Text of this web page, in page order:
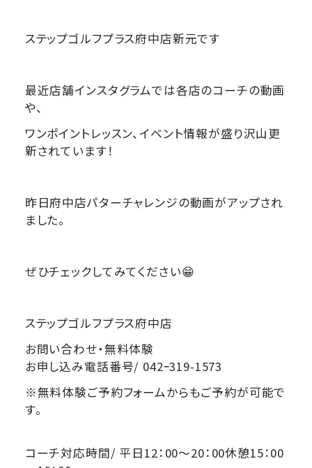
ステップゴルフプラス府中店新元です
最近店舗インスタグラムでは各店のコーチの動画
や、
ワンポイントレッスン、イベント情報が盛り沢山更
新されています！
昨日府中店パターチャレンジの動画がアップされ
ました。
ぜひチェックしてみてください😁
ステップゴルフプラス府中店
お問い合わせ・無料体験
お申し込み電話番号/ 042ｰ319-1573
※無料体験ご予約フォームからもご予約が可能で
す。
コーチ対応時間/ 平日12：00～20：00休憩15：00